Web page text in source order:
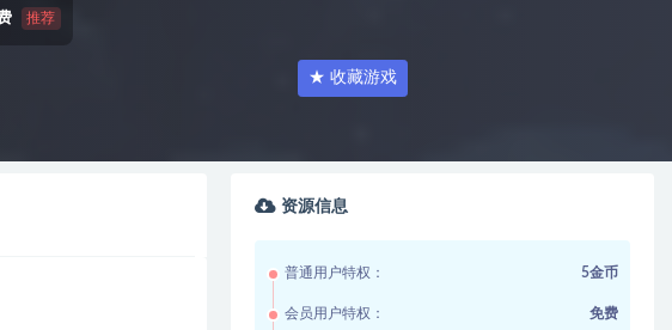
推荐
★ 收藏游戏
资源信息
普通用户特权： 5金币
会员用户特权： 免费